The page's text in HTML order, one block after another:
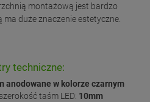
montażową jest bardzo
ma duże znaczenie estetyczne.
techniczne:
anodowane w kolorze czarnym
taśm LED: 10mm